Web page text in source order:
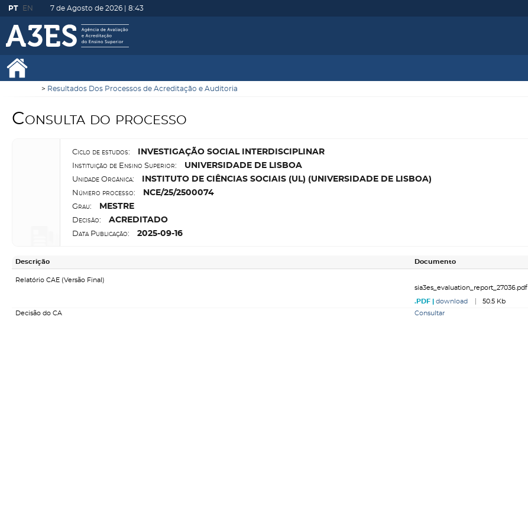
PT EN 7 de Agosto de 2026 | 8:43
Resultados Dos Processos de Acreditação e Auditoria
Consulta do processo
Ciclo de estudos: NVESTIGAÇÃO SOCIAL INTERDISCIPLINAR
Instituição de Ensino Superior: U NIVERSIDADE DE LISBOA
Unidade Orgânica: NSTITUTO DE CIÊNCIAS SOCIAIS (UL) (UNIVERSIDADE DE LISBOA)
Número processo: N CE/25/2500074
Grau: M ESTRE
Decisão: ACREDITADO
Data Publicação: 2025-09-16
Descrição Documento
Relatório CAE (Versão Final)
sia3es_evaluation_report_27036.pdf
download
50.5 Kb
Decisão do CA
Consultar